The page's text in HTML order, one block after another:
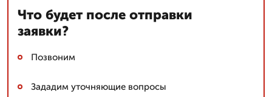
Что будет после отправки
заявки?
Позвоним
Зададим уточняющие вопросы